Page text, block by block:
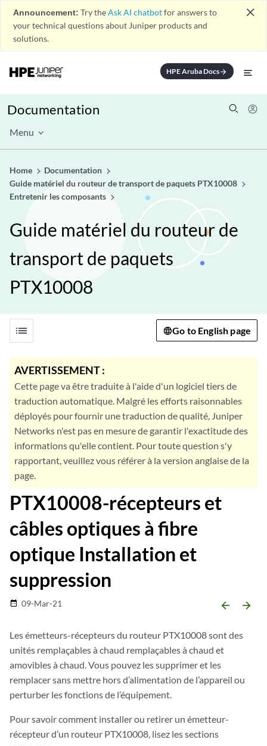
Announcement: Try theAsk AI chatbotfor answers to
your technical questions about Juniper products and
solutions.
close
HPE Aruba Docsarrow_forward
Documentation
Menu
Home
Documentation
Guide matériel du routeur de transport de paquets PTX10008
Entretenir les composants
Guide matériel du routeur de
transport de paquets
PTX10008
list Go to English page
AVERTISSEMENT :
Cette page va être traduite à l'aide d'un logiciel tiers de
traduction automatique. Malgré les efforts raisonnables
déployés pour fournir une traduction de qualité, Juniper
Networks n'est pas en mesure de garantir l'exactitude des
informations qu'elle contient. Pour toute question s'y
rapportant, veuillez vous référer à la version anglaise de la
page.
PTX10008-récepteurs et
câbles optiques à fibre
optique Installation et
suppression
date_range 09-Mar-21 arrow_backward arrow_forward
Les émetteurs-récepteurs du routeur PTX10008 sont des
unités remplaçables à chaud remplaçables à chaud et
amovibles à chaud. Vous pouvez les supprimer et les
remplacer sans mettre hors d’alimentation de l’appareil ou
perturber les fonctions de l’équipement.
Pour savoir comment installer ou retirer un émetteur-
récepteur d’un routeur PTX10008, lisez les sections